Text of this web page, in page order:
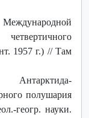
1957 г.) // Там
полушария
геогр. науки.